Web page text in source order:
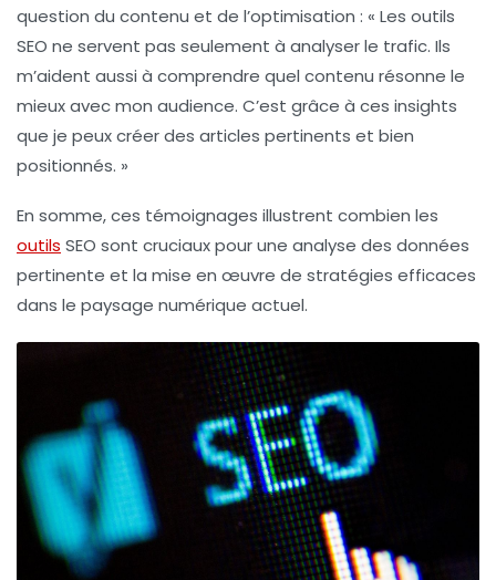
question du contenu et de l’optimisation : « Les outils
SEO ne servent pas seulement à analyser le trafic. Ils
m’aident aussi à comprendre quel contenu résonne le
mieux avec mon audience. C’est grâce à ces insights
que je peux créer des articles pertinents et bien
positionnés. »
En somme, ces témoignages illustrent combien les
outils SEO sont cruciaux pour une analyse des données
pertinente et la mise en œuvre de stratégies efficaces
dans le paysage numérique actuel.